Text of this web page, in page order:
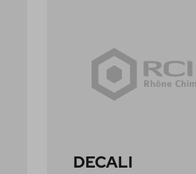
En savoir plus
DECALI